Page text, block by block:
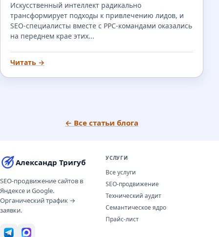
Искусственный интеллект радикально
трансформирует подходы к привлечению лидов, и
SEO-специалисты вместе с PPC-командами оказались
на переднем крае этих...
Читать →
← Все статьи блога
Александр Тригуб
SEO-продвижение сайтов в
Яндексе и Google.
Органический трафик →
заявки.
УСЛУГИ
Все услуги
SEO-продвижение
Технический аудит
Семантическое ядро
Прайс-лист